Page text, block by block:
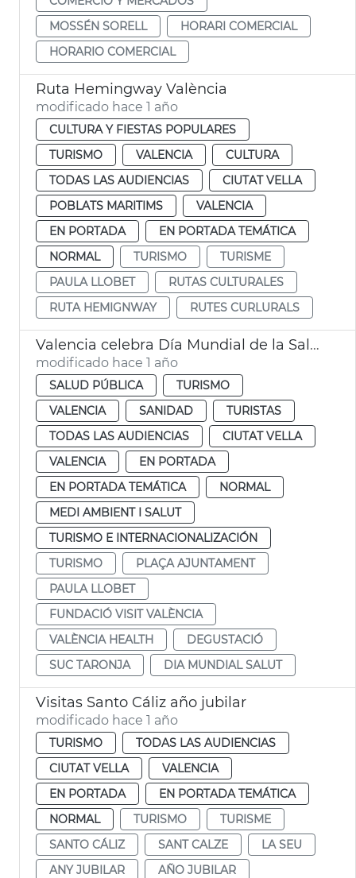
MOSSÉN SORELL
HORARI COMERCIAL
HORARIO COMERCIAL
Ruta Hemingway València
modificado hace 1 año
CULTURA Y FIESTAS POPULARES
TURISMO
VALENCIA
CULTURA
TODAS LAS AUDIENCIAS
CIUTAT VELLA
POBLATS MARITIMS
VALENCIA
EN PORTADA
EN PORTADA TEMÁTICA
NORMAL
TURISMO
TURISME
PAULA LLOBET
RUTAS CULTURALES
RUTA HEMIGNWAY
RUTES CURLURALS
Valencia celebra Día Mundial de la Salud
modificado hace 1 año
SALUD PÚBLICA
TURISMO
VALENCIA
SANIDAD
TURISTAS
TODAS LAS AUDIENCIAS
CIUTAT VELLA
VALENCIA
EN PORTADA
EN PORTADA TEMÁTICA
NORMAL
MEDI AMBIENT I SALUT
TURISMO E INTERNACIONALIZACIÓN
TURISMO
PLAÇA AJUNTAMENT
PAULA LLOBET
FUNDACIÓ VISIT VALÈNCIA
VALÈNCIA HEALTH
DEGUSTACIÓ
SUC TARONJA
DIA MUNDIAL SALUT
Visitas Santo Cáliz año jubilar
modificado hace 1 año
TURISMO
TODAS LAS AUDIENCIAS
CIUTAT VELLA
VALENCIA
EN PORTADA
EN PORTADA TEMÁTICA
NORMAL
TURISMO
TURISME
SANTO CÁLIZ
SANT CALZE
LA SEU
ANY JUBILAR
AÑO JUBILAR